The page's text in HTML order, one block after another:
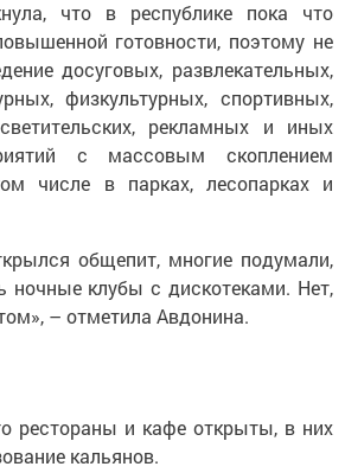
что в республике пока что
готовности, поэтому не
досуговых, развлекательных,
физкультурных, спортивных,
рекламных и иных
с массовым скоплением
числе в парках, лесопарках и
общепит, многие подумали,
ночные клубы с дискотеками. Нет,
– отметила Авдонина.
рестораны и кафе открыты, в них
кальянов.